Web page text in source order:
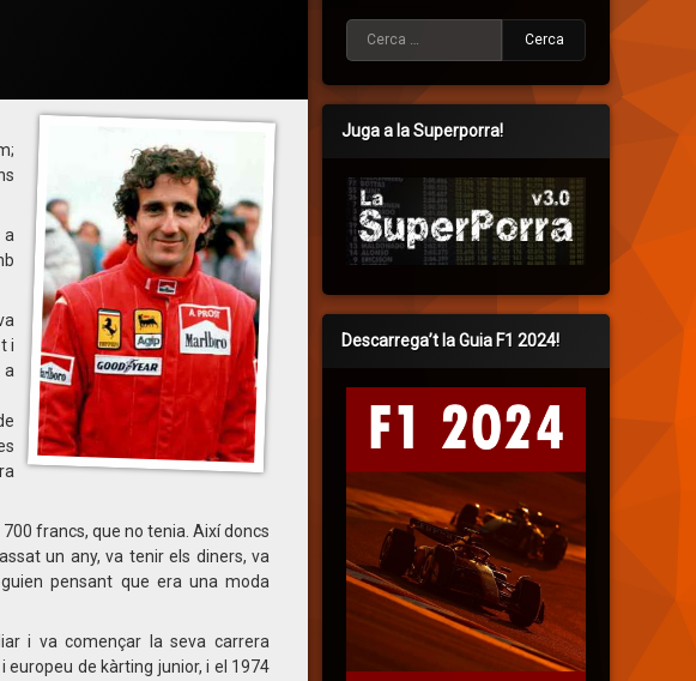
a
i
a
francs, que no tenia. Així doncs
un any, va tenir els diners, va
pensant que era una moda
i va començar la seva carrera
de kàrting junior, i el 1974
Juga a la Superporra!
Descarrega’t la Guia F1 2024!